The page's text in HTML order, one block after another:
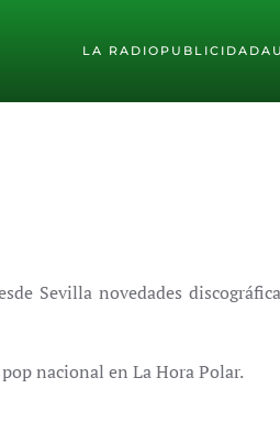
LA RADIO PUBLICIDAD
Sevilla novedades
nacional en La Hora Polar.